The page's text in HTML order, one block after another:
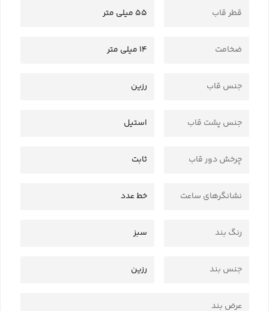
قطر قاب 55 میلی متر
ضخامت 14 میلی متر
جنس قاب رزین
جنس پشت قاب استیل
چرخش دور قاب ثابت
نشانگرهای ساعت خط عدد
رنگ بند سبز
جنس بند رزین
عرض بند